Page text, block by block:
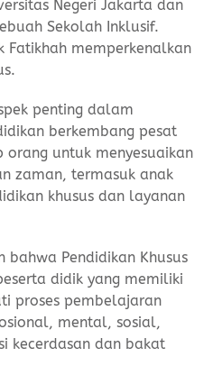
Negeri Jakarta dan
Sekolah Inklusif.
Fatikhah memperkenalkan
penting dalam
berkembang pesat
orang untuk menyesuaikan
zaman, termasuk anak
khusus dan layanan
bahwa Pendidikan Khusus
didik yang memiliki
proses pembelajaran
mental, sosial,
kecerdasan dan bakat